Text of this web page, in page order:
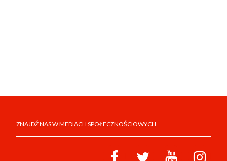
ZNAJDŹ NAS W MEDIACH SPOŁECZNOŚCIOWYCH